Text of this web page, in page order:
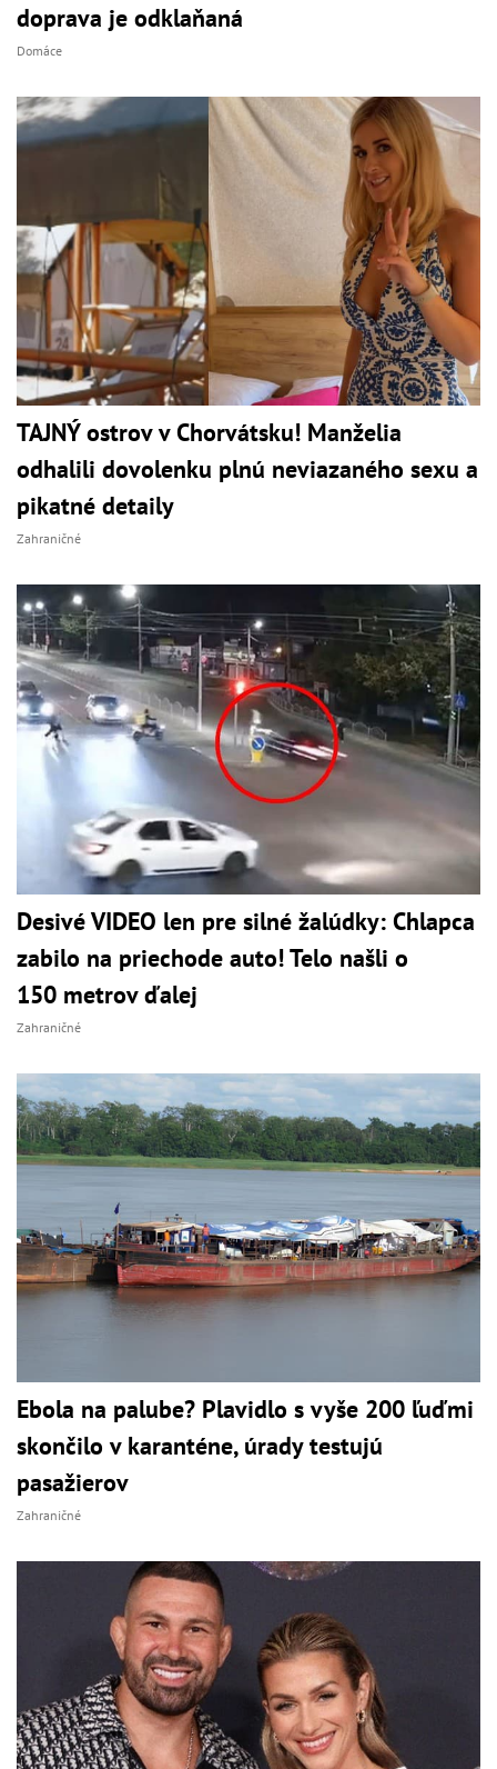
doprava je odklaňaná
Domáce
TAJNÝ ostrov v Chorvátsku! Manželia
odhalili dovolenku plnú neviazaného sexu a
pikatné detaily
Zahraničné
Desivé VIDEO len pre silné žalúdky: Chlapca
zabilo na priechode auto! Telo našli o
150 metrov ďalej
Zahraničné
Ebola na palube? Plavidlo s vyše 200 ľuďmi
skončilo v karanténe, úrady testujú
pasažierov
Zahraničné